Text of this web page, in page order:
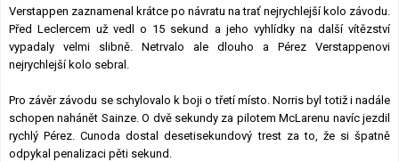
Verstappen zaznamenal krátce po návratu na trať nejrychlejší kolo závodu.
Před Leclercem už vedl o 15 sekund a jeho vyhlídky na další vítězství
vypadaly velmi slibně. Netrvalo ale dlouho a Pérez Verstappenovi
nejrychlejší kolo sebral.
Pro závěr závodu se schylovalo k boji o třetí místo. Norris byl totiž i nadále
schopen nahánět Sainze. O dvě sekundy za pilotem McLarenu navíc jezdil
rychlý Pérez. Cunoda dostal desetisekundový trest za to, že si špatně
odpykal penalizaci pěti sekund.